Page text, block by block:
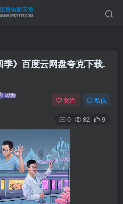
季》百度云网盘夸克下载.
关注 私信
0 82 9